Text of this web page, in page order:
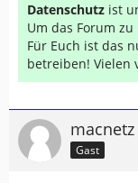
Datenschutz ist
Um das Forum
Für Euch ist das
betreiben! Vielen
macnetz
Gast